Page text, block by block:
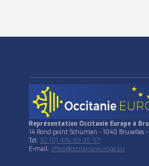
Représentation Occitanie Europe à
14 Rond-point Schuman - 1040 Bruxelles
Tél:32 (0) 476 89 35 57
E-mail:office@occitanie-europe.eu